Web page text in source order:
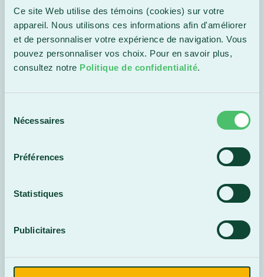
Ce site Web utilise des témoins (cookies) sur votre
appareil. Nous utilisons ces informations afin d'améliorer
et de personnaliser votre expérience de navigation. Vous
pouvez personnaliser vos choix. Pour en savoir plus,
consultez notre Politique de confidentialité.
Nécessaires
Préférences
Statistiques
Publicitaires
Sciences de la nature
Sciences humaines
- Humain, société
Sciences humaines
enjeux